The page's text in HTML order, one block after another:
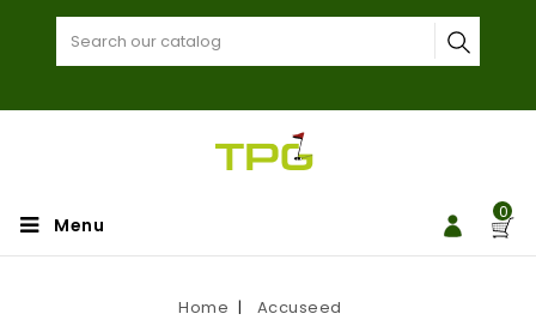
0
Menu
Home Accuseed